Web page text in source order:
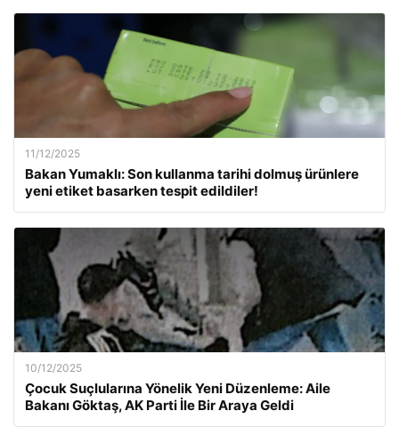
11/12/2025
Bakan Yumaklı: Son kullanma tarihi dolmuş ürünlere
yeni etiket basarken tespit edildiler!
10/12/2025
Çocuk Suçlularına Yönelik Yeni Düzenleme: Aile
Bakanı Göktaş, AK Parti İle Bir Araya Geldi